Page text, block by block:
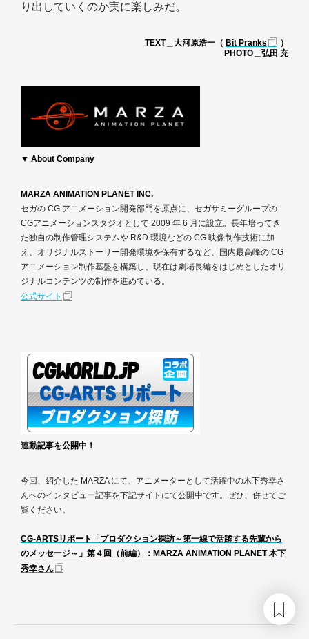
り出していくのか実に楽しみだ。
TEXT＿大河原浩一（ Bit Pranks
）
PHOTO＿弘田 充
▼ About Company
MARZA ANIMATION PLANET INC.
セガの CG アニメーション開発部門を原点に、セガサミーグループの
CGアニメーションスタジオとして 2009 年 6 月に設立。長年培ってき
た独自の制作管理システムや R&D 環境などの CG 映像制作技術に加
え、オリジナルストーリー開発環境を保有するなど、国内最高峰の CG
アニメーション制作基盤を構築し、現在は劇場長編をはじめとしたオリ
ジナルコンテンツの制作を進めている。
公式サイト
連動記事を公開中！
今回、紹介した MARZA にて、アニメーターとして活躍中の木下秀幸さ
んへのインタビュー記事を下記サイトにて公開中です。ぜひ、併せてご
覧ください。
CG-ARTSリポート「プロダクション探訪～第一線で活躍する先輩から
のメッセージ～」第４回（前編）：MARZA ANIMATION PLANET 木下
秀幸さん